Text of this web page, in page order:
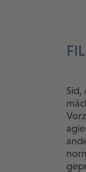
Sid,